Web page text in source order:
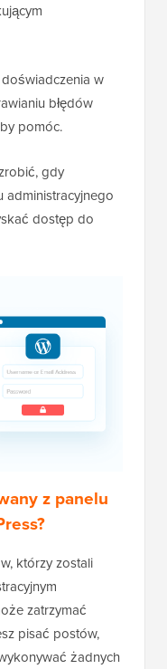
w
błędów
pomóc.
gdy
administracyjnego
dostęp do
z panelu
którzy zostali
zatrzymać
pisać postów,
żadnych